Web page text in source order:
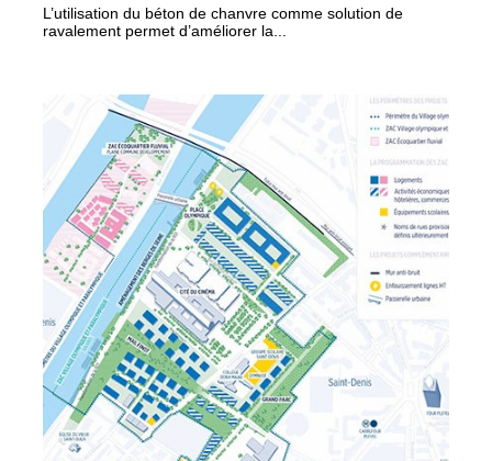
L’utilisation du béton de chanvre comme solution de
ravalement permet d’améliorer la...